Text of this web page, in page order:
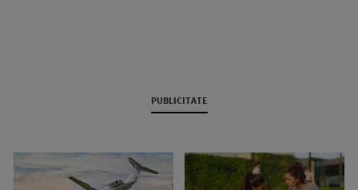
PUBLICITATE